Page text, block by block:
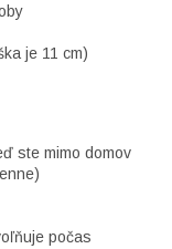
je 11 cm)
ste mimo domov
počas